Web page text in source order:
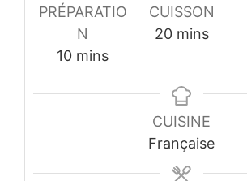
PRÉPARATIO
N
10minutes
mins
CUISSON
20minutes
mins
CUISINE
Française